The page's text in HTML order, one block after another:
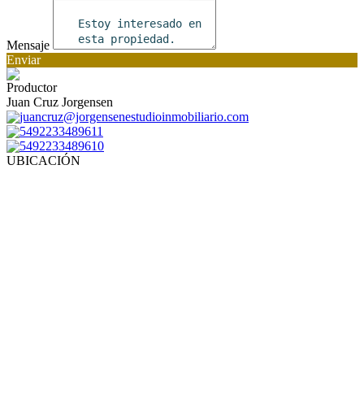
Mensaje
Enviar
Productor
Juan Cruz Jorgensen
juancruz@jorgensenestudioinmobiliario.com
5492233489611
5492233489610
UBICACIÓN